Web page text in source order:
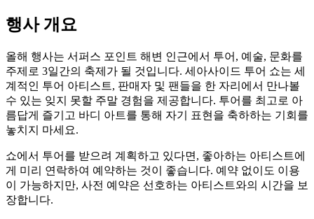
행사 개요
올해 행사는 서퍼스 포인트 해변 인근에서 투어, 예술, 문화를
주제로 3일간의 축제가 될 것입니다. 세아사이드 투어 쇼는 세
계적인 투어 아티스트, 판매자 및 팬들을 한 자리에서 만나볼
수 있는 잊지 못할 주말 경험을 제공합니다. 투어를 최고로 아
름답게 즐기고 바디 아트를 통해 자기 표현을 축하하는 기회를
놓치지 마세요.
쇼에서 투어를 받으려 계획하고 있다면, 좋아하는 아티스트에
게 미리 연락하여 예약하는 것이 좋습니다. 예약 없이도 이용
이 가능하지만, 사전 예약은 선호하는 아티스트와의 시간을 보
장합니다.